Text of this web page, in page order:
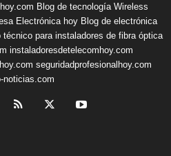
Blog de tecnología Wireless
Electrónica hoy Blog de electrónica
técnico para instaladores de fibra óptica
instaladoresdetelecomhoy.com
seguridadprofesionalhoy.com
noticias.com